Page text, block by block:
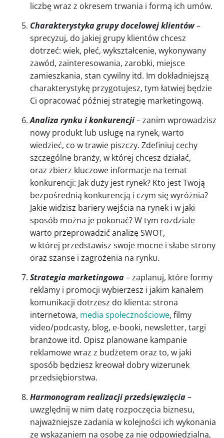
liczbę wraz z okresem trwania i formą ich umów.
Charakterystyka grupy docelowej klientów–
sprecyzuj, do jakiej grupy klientów chcesz
dotrzeć: wiek, płeć, wykształcenie, wykonywany
zawód, zainteresowania, zarobki, miejsce
zamieszkania, stan cywilny itd. Im dokładniejszą
charakterystykę przygotujesz, tym łatwiej będzie
Ci opracować później strategię marketingową.
Analiza rynku i konkurencji– zanim wprowadzisz
nowy produkt lub usługę na rynek, warto
wiedzieć, co w trawie piszczy. Zdefiniuj cechy
szczególne branży, w której chcesz działać,
oraz zbierz kluczowe informacje na temat
konkurencji: Jak duży jest rynek? Kto jest Twoją
bezpośrednią konkurencją i czym się wyróżnia?
Jakie widzisz bariery wejścia na rynek i w jaki
sposób można je pokonać? W tym rozdziale
warto przeprowadzić analizę SWOT,
w której przedstawisz swoje mocne i słabe strony
oraz szanse i zagrożenia na rynku.
Strategia marketingowa– zaplanuj, które formy
reklamy i promocji wybierzesz i jakim kanałem
komunikacji dotrzesz do klienta: strona
internetowa, media społecznościowe, filmy
video/podcasty, blog, e-booki, newsletter, targi
branżowe itd. Opisz planowane kampanie
reklamowe wraz z budżetem oraz to, w jaki
sposób będziesz kreował dobry wizerunek
przedsiębiorstwa.
Harmonogram realizacji przedsięwzięcia–
uwzględnij w nim datę rozpoczęcia biznesu,
najważniejsze zadania w kolejności ich wykonania
ze wskazaniem na osobę za nie odpowiedzialną,